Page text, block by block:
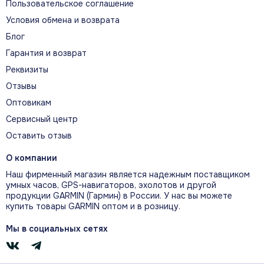
PAIR TO WATCH
Have a compatible Garmin golf watch? Pair it to your sensors,
and every time you reach for a club with an Approach CT10,
MORE STATS
Pair with the Garmin Golf™ app
participate in leaderboards and tournaments, and to gain more
PLAY ROUND AFTER ROUND
An ingenious automatic on/off feature helps provide battery
life of up to 4 years. When it’s time to replace batteries, you
Пользовательское соглашение
Условия обмена и возврата
Блог
Гарантия и возврат
Реквизиты
Отзывы
Оптовикам
Сервисный центр
Оставить отзыв
О компании
Наш фирменный магазин является надежным поставщиком
умных часов, GPS-навигаторов, эхолотов и другой
продукции GARMIN (Гармин) в России. У нас вы можете
купить товары GARMIN оптом и в розницу.
Мы в социальных сетях